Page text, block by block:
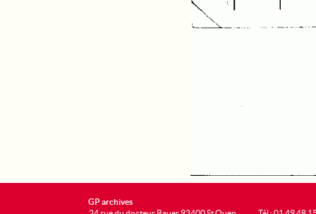
GP archives